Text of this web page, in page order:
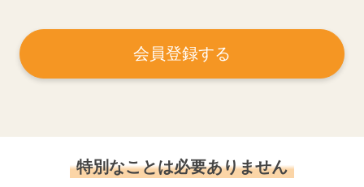
会員登録する
特別なことは必要ありません